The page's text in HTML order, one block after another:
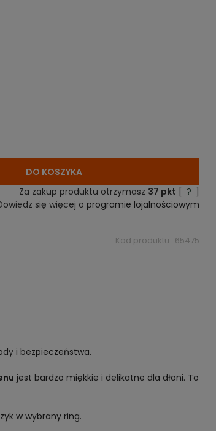
DO KOSZYKA
Za zakup produktu otrzymasz 37 pkt ?
się więcej oprogramie lojalnościowym
Kod produktu: 65475
i bezpieczeństwa.
jest bardzo miękkie i delikatne dla dłoni. To
w wybrany ring.